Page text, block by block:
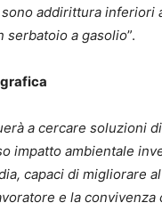
addirittura inferiori
serbatoio a gasolio”.
a cercare soluzioni
impatto ambientale
capaci di migliorare
e la convivenza